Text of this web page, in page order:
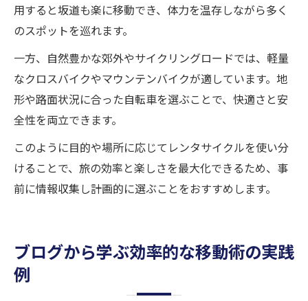
用すると坂道も楽に移動でき、体力を温存しながら多く
のスポットを巡れます。
一方、自然豊かな郊外やサイクリングロードでは、軽量
なクロスバイクやマウンテンバイクが適しています。地
形や路面状況に合った自転車を選ぶことで、快適さと安
全性を両立できます。
このように目的や場所に応じてレンタサイクルを使い分
けることで、旅の効率と楽しさを最大化できるため、事
前に情報収集し計画的に選ぶことをおすすめします。
ブログから学ぶ効率的な移動術の実践
例